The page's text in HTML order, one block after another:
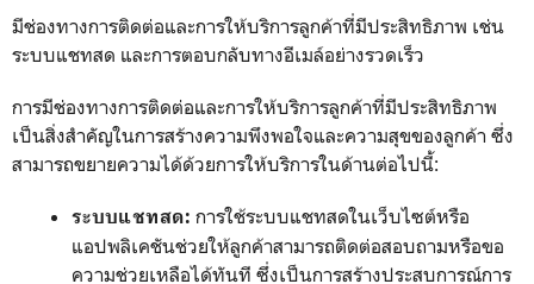
มีช่องทางการติดต่อและการให้บริการลูกค้าที่มีประสิทธิภาพ เช่น
ระบบแชทสด และการตอบกลับทางอีเมล์อย่างรวดเร็ว
การมีช่องทางการติดต่อและการให้บริการลูกค้าที่มีประสิทธิภาพ
เป็นสิ่งสำคัญในการสร้างความพึงพอใจและความสุขของลูกค้า ซึ่ง
สามารถขยายความได้ด้วยการให้บริการในด้านต่อไปนี้:
ระบบแชทสด: การใช้ระบบแชทสดในเว็บไซต์หรือ
แอปพลิเคชันช่วยให้ลูกค้าสามารถติดต่อสอบถามหรือขอ
ความช่วยเหลือได้ทันที ซึ่งเป็นการสร้างประสบการณ์การ